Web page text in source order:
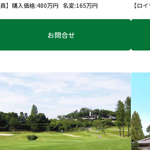
】 購入価格:480万円 名変:165万円
お問合せ
【ロ